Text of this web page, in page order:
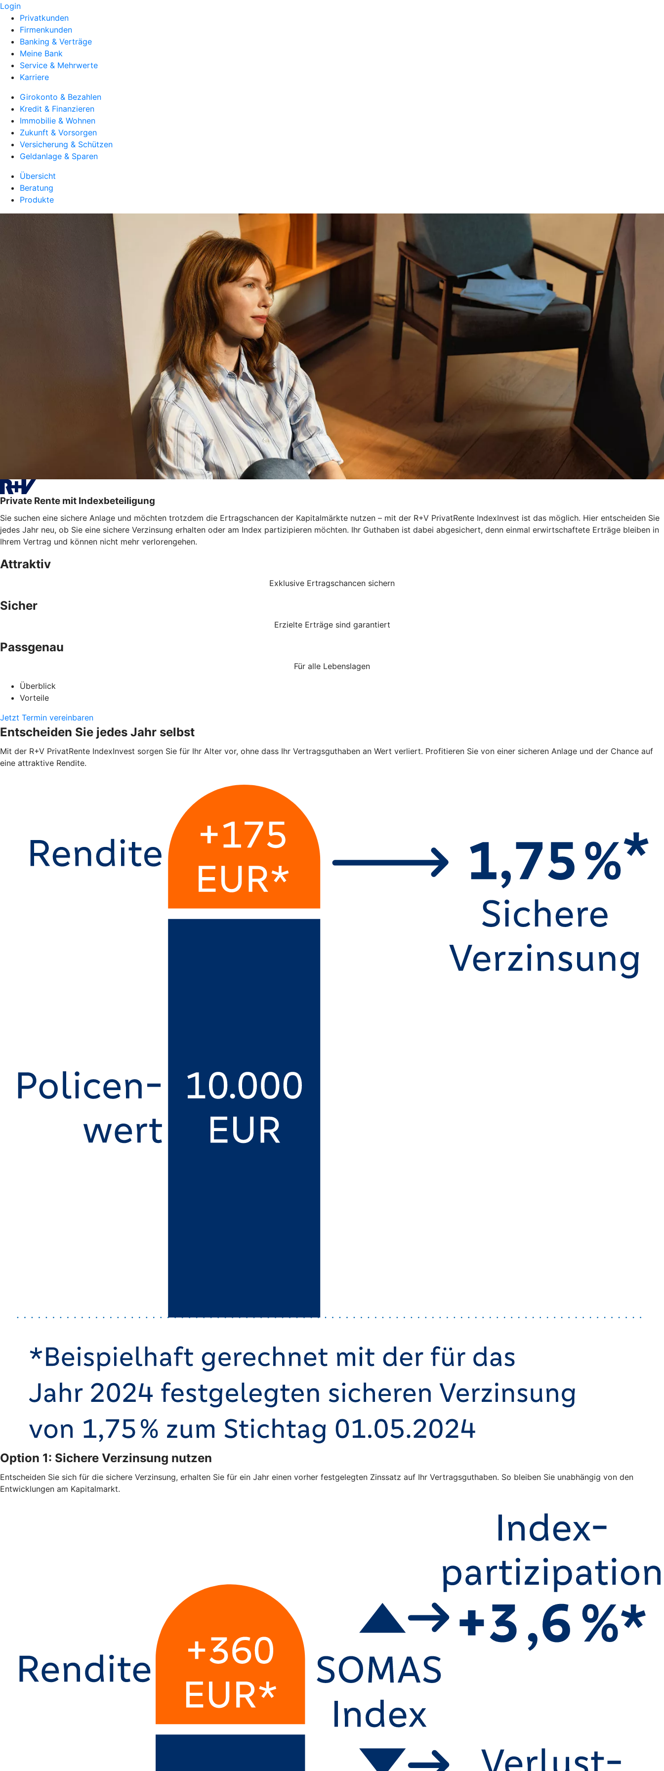
Login
Privatkunden
Firmenkunden
Banking & Verträge
Meine Bank
Service & Mehrwerte
Karriere
Girokonto & Bezahlen
Kredit & Finanzieren
Immobilie & Wohnen
Zukunft & Vorsorgen
Versicherung & Schützen
Geldanlage & Sparen
Übersicht
Beratung
Produkte
Private Rente mit Indexbeteiligung
Sie suchen eine sichere Anlage und möchten trotzdem die Ertragschancen der Kapitalmärkte nutzen – mit der R+V PrivatRente IndexInvest ist das möglich. Hier entscheiden Sie
jedes Jahr neu, ob Sie eine sichere Verzinsung erhalten oder am Index partizipieren möchten. Ihr Guthaben ist dabei abgesichert, denn einmal erwirtschaftete Erträge bleiben in
Ihrem Vertrag und können nicht mehr verlorengehen.
Attraktiv
Exklusive Ertragschancen sichern
Sicher
Erzielte Erträge sind garantiert
Passgenau
Für alle Lebenslagen
Überblick
Vorteile
Jetzt Termin vereinbaren
Entscheiden Sie jedes Jahr selbst
Mit der R+V PrivatRente IndexInvest sorgen Sie für Ihr Alter vor, ohne dass Ihr Vertragsguthaben an Wert verliert. Profitieren Sie von einer sicheren Anlage und der Chance auf
eine attraktive Rendite.
Option 1: Sichere Verzinsung nutzen
Entscheiden Sie sich für die sichere Verzinsung, erhalten Sie für ein Jahr einen vorher festgelegten Zinssatz auf Ihr Vertragsguthaben. So bleiben Sie unabhängig von den
Entwicklungen am Kapitalmarkt.